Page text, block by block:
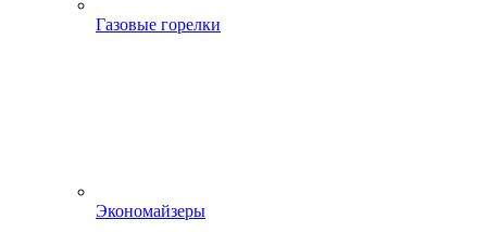
Газовые горелки
Экономайзеры